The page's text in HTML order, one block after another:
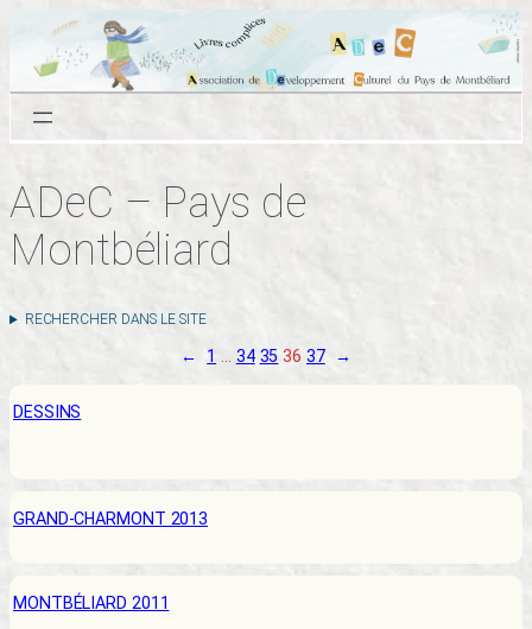
contenu
ADeC – Pays de
Montbéliard
RECHERCHER DANS LE SITE
← 1 … 34 35 36 37 →
DESSINS
GRAND-CHARMONT 2013
MONTBÉLIARD 2011